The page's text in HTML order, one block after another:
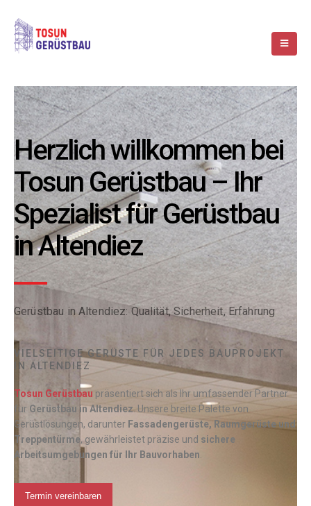
Herzlich willkommen bei
Tosun Gerüstbau – Ihr
Spezialist für Gerüstbau
in Altendiez
Gerüstbau in Altendiez: Qualität, Sicherheit, Erfahrung
VIELSEITIGE GERÜSTE FÜR JEDES BAUPROJEKT
IN ALTENDIEZ
Tosun Gerüstbau präsentiert sich als Ihr umfassender Partner
für Gerüstbau in Altendiez . Unsere breite Palette von
Gerüstlösungen, darunter Fassadengerüste, Raumgerüste und
Treppentürme, gewährleistet präzise und sichere
Arbeitsumgebungen für Ihr Bauvorhaben
Termin vereinbaren